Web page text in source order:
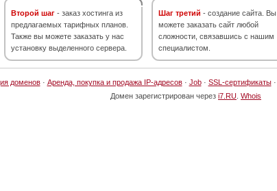
Второй шаг - заказ хостинга из
предлагаемых тарифных планов.
Также вы можете заказать у нас
установку выделенного сервера.
Шаг третий - создание сайта. Вы
можете заказать сайт любой
сложности, связавшись с нашим
специалистом.
доменов· Аренда, покупка и продажа IP-адресов· Job· SSL-сертификаты·
Домен зарегистрирован через i7.RU Whois